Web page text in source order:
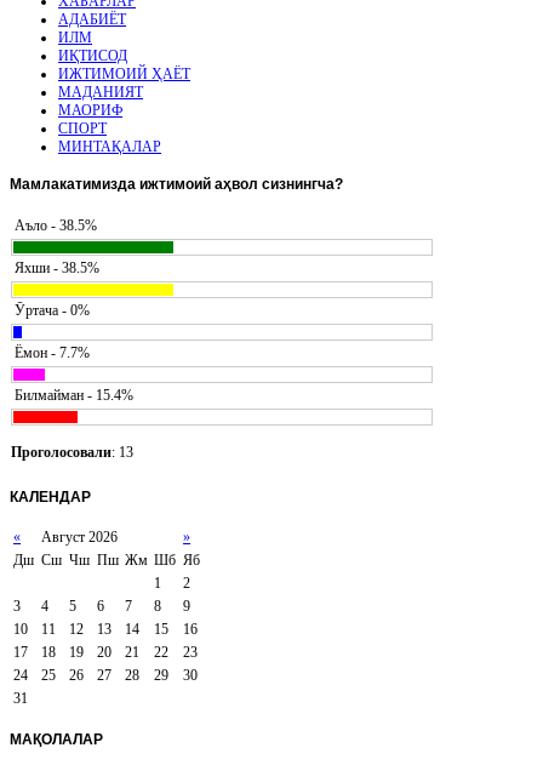
АДАБИЁТ
ИЛМ
ИҚТИСОД
ИЖТИМОИЙ ҲАЁТ
МАДАНИЯТ
МАОРИФ
СПОРТ
МИНТАҚАЛАР
Мамлакатимизда ижтимоий аҳвол сизнингча?
Аъло - 38.5%
Яхши - 38.5%
Ӯртача - 0%
Ёмон - 7.7%
Билмайман - 15.4%
Проголосовали: 13
КАЛЕНДАР
« Август 2026
»
Дш Сш Чш Пш Жм Шб Яб
1
2
3
4 5 6 7 8
9
10
11 12 13 14 15
16
17
18 19 20 21 22
23
24
25 26 27 28 29
30
31
МАҚОЛАЛАР